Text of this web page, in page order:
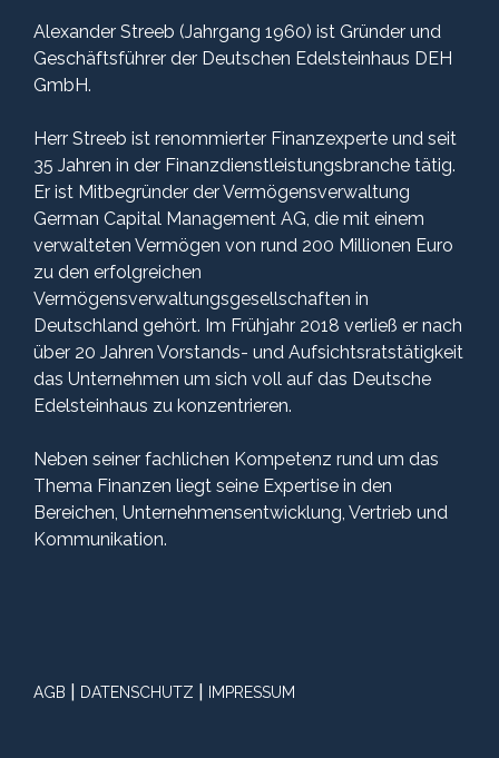
Alexander Streeb (Jahrgang 1960) ist Gründer und
Geschäftsführer der Deutschen Edelsteinhaus DEH
GmbH.
Herr Streeb ist renommierter Finanzexperte und seit
35 Jahren in der Finanzdienstleistungsbranche tätig.
Er ist Mitbegründer der Vermögensverwaltung
German Capital Management AG, die mit einem
verwalteten Vermögen von rund 200 Millionen Euro
zu den erfolgreichen
Vermögensverwaltungsgesellschaften in
Deutschland gehört. Im Frühjahr 2018 verließ er nach
über 20 Jahren Vorstands- und Aufsichtsratstätigkeit
das Unternehmen um sich voll auf das Deutsche
Edelsteinhaus zu konzentrieren.
Neben seiner fachlichen Kompetenz rund um das
Thema Finanzen liegt seine Expertise in den
Bereichen, Unternehmensentwicklung, Vertrieb und
Kommunikation.
AGB DATENSCHUTZ IMPRESSUM